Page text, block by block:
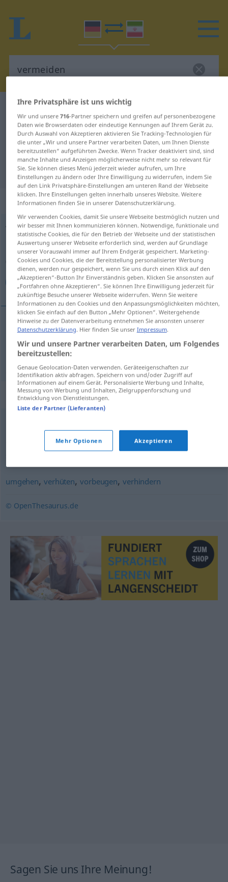
Deutsch-Persisch Wörterbuch
Deutsch-Persisch Übersetzung für
"vermeiden"
"vermeiden" Persisch Übersetzung
„vermeiden“
vermeiden
Übersicht aller Übersetzungen
(Für mehr Details die Übersetzung anklicken/antippen)
اجتناب كردن, پرهیز كردن
اجتناب كردن [eğtenāb kardan]
كردن
Synonyme für "vermeiden"
(sich) hüten
,
umgehen,verhüten,vorbeugen,verhindern
© OpenThesaurus.de
Sagen Sie uns Ihre Meinung!
Ihre Privatsphäre ist uns wichtig
Wir und unsere 716-Partner speichern und greifen auf personenbezogene
Daten wie Browserdaten oder eindeutige Kennungen auf Ihrem Gerät zu.
Durch Auswahl von Akzeptieren aktivieren Sie Tracking-Technologien für
die unter „Wir und unsere Partner verarbeiten Daten, um Ihnen Dienste
bereitzustellen“ aufgeführten Zwecke. Wenn Tracker deaktiviert sind, sind
manche Inhalte und Anzeigen möglicherweise nicht mehr so relevant für
Sie. Sie können dieses Menü jederzeit wieder aufrufen, um Ihre
Einstellungen zu ändern oder Ihre Einwilligung zu widerrufen, indem Sie
auf den Link Privatsphäre-Einstellungen am unteren Rand der Webseite
klicken. Ihre Einstellungen gelten innerhalb unseres Website. Weitere
Informationen finden Sie in unserer Datenschutzerklärung.
Wir verwenden Cookies, damit Sie unsere Webseite bestmöglich nutzen und
wir besser mit Ihnen kommunizieren können. Notwendige, funktionale und
statistische Cookies, die für den Betrieb der Webseite und der statistischen
Auswertung unserer Webseite erforderlich sind, werden auf Grundlage
unserer Vorauswahl immer auf Ihrem Endgerät gespeichert. Marketing-
Cookies und Cookies, die der Bereitstellung personalisierter Werbung
dienen, werden nur gespeichert, wenn Sie uns durch einen Klick auf den
„Akzeptieren“-Button Ihr Einverständnis geben. Klicken Sie ansonsten auf
„Fortfahren ohne Akzeptieren“. Sie können Ihre Einwilligung jederzeit für
zukünftige Besuche unserer Webseite widerrufen. Wenn Sie weitere
Informationen zu den Cookies und den Anpassungsmöglichkeiten möchten,
klicken Sie einfach auf den Button „Mehr Optionen“. Weitergehende
Hinweise zu der Datenverarbeitung entnehmen Sie ansonsten unserer
Datenschutzerklärung. Hier finden Sie unser Impressum.
Wir und unsere Partner verarbeiten Daten, um Folgendes
bereitzustellen:
Genaue Geolocation-Daten verwenden. Geräteeigenschaften zur
Identifikation aktiv abfragen. Speichern von und/oder Zugriff auf
Informationen auf einem Gerät. Personalisierte Werbung und Inhalte,
Messung von Werbung und Inhalten, Zielgruppenforschung und
Entwicklung von Dienstleistungen.
Liste der Partner (Lieferanten)
Mehr Optionen Akzeptieren